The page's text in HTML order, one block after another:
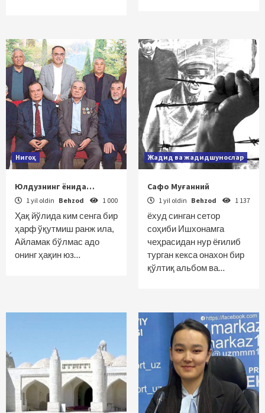
Нигоҳ
Юлдузнинг ёнида…
1 yil oldin Behzod 1 000
Ҳақ йўлида ким сенга бир
ҳарф ўқутмиш ранж ила,
Айламак бўлмас адо
онинг ҳақин юз…
Жадид ва жадидшунослар
Сафо Муғанний
1 yil oldin Behzod 1 137
ёхуд синган сетор
соҳиби Ишхонамга
чеҳрасидан нур ёғилиб
турган кекса онахон бир
қўлтиқ альбом ва…